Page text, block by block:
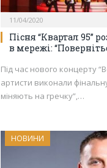
11/04/2020
Пісня “Квартал 95”
в мережі:
Під час нового концерту
артисти виконали
міняють на гречку”,…
НОВИНИ